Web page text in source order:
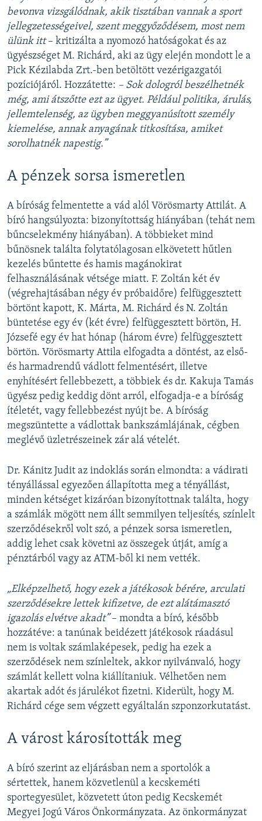
bevonva vizsgálódnak, akik tisztában vannak a sport
jellegzetességeivel, szent meggyőződésem, most nem
ülünk itt– kritizálta a nyomozó hatóságokat és az
ügyészséget M. Richárd, aki az ügy elején mondott le a
Pick Kézilabda Zrt.-ben betöltött vezérigazgatói
pozíciójáról. Hozzátette: – Sok dologról beszélhetnék
még, ami átszőtte ezt az ügyet. Például politika, árulás,
jellemtelenség, az ügyben meggyanúsított személy
kiemelése, annak anyagának titkosítása, amiket
sorolhatnék napestig.”
A pénzek sorsa ismeretlen
A bíróság felmentette a vád alól Vörösmarty Attilát. A
bíró hangsúlyozta: bizonyítottság hiányában (tehát nem
bűncselekmény hiányában). A többieket mind
bűnösnek találta folytatólagosan elkövetett hűtlen
kezelés bűntette és hamis magánokirat
felhasználásának vétsége miatt. F. Zoltán két év
(végrehajtásában négy év próbaidőre) felfüggesztett
börtönt kapott, K. Márta, M. Richárd és N. Zoltán
büntetése egy év (két évre) felfüggesztett börtön, H.
Józsefé egy év hat hónap (három évre) felfüggesztett
börtön. Vörösmarty Attila elfogadta a döntést, az első-
és harmadrendű vádlott felmentésért, illetve
enyhítésért fellebbezett, a többiek és dr. Kakuja Tamás
ügyész pedig keddig dönt arról, elfogadja-e a bíróság
ítéletét, vagy fellebbezést nyújt be. A bíróság
megszüntette a vádlottak bankszámlájának, cégben
meglévő üzletrészeinek zár alá vételét.
Dr. Kánitz Judit az indoklás során elmondta: a vádirati
tényállással egyezően állapította meg a tényállást,
minden kétséget kizáróan bizonyítottnak találta, hogy
a számlák mögött nem állt semmilyen teljesítés, színlelt
szerződésekről volt szó, a pénzek sorsa ismeretlen,
addig lehet csak követni az összegek útját, amíg a
pénztárból vagy az ATM-ből ki nem vették.
„Elképzelhető, hogy ezek a játékosok bérére, arculati
szerződésekre lettek kifizetve, de ezt alátámasztó
igazolás elvétve akadt”– mondta a bíró, később
hozzátéve: a tanúnak beidézett játékosok ráadásul
nem is voltak számlaképesek, pedig ha ezek a
szerződések nem színleltek, akkor nyilvánvaló, hogy
számlát kellett volna kiállítaniuk. Vélhetően nem
akartak adót és járulékot fizetni. Kiderült, hogy M.
Richárd cége sem végzett egyáltalán szponzorkutatást.
A várost károsították meg
A bíró szerint az eljárásban nem a sportolók a
sértettek, hanem közvetlenül a kecskeméti
sportegyesület, közvetett úton pedig Kecskemét
Megyei Jogú Város Önkormányzata. Az önkormányzat